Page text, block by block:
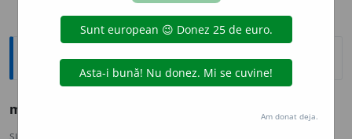
Explicative DEX
mneat
sursa:
Am donat deja.